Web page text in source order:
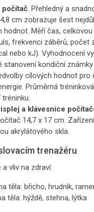
počítač. Přehledný a
cm zobrazuje šest
hodnot. Měří čas,
frekvenci záběrů, počet
nebo kJ). Vyhodnocení
stanovení kondiční
cílových hodnot pro
Průměrná
a klávesnice
14,7 x 17 cm.
akrylátového skla.
trenažéru
vliv na zdraví:
těla: břicho, hrudník,
těla: hýždě, stehna, lýtka